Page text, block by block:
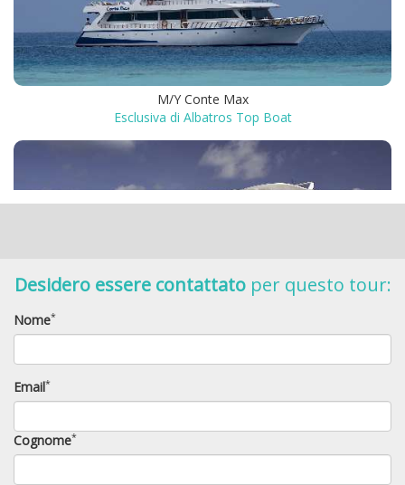
M/Y Conte Max
Esclusiva di Albatros Top Boat
Esclusiva di Albatros Top Boat
Desidero essere contattatoper questo tour:
Nome*
Email*
Cognome*